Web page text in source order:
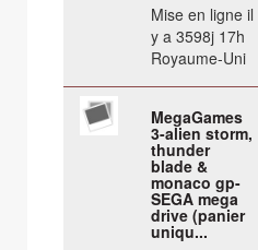
Mise en ligne il
y a 3598j 17h
Royaume-Uni
MegaGames
3-alien storm,
thunder
blade &
monaco gp-
SEGA mega
drive (panier
uniqu...